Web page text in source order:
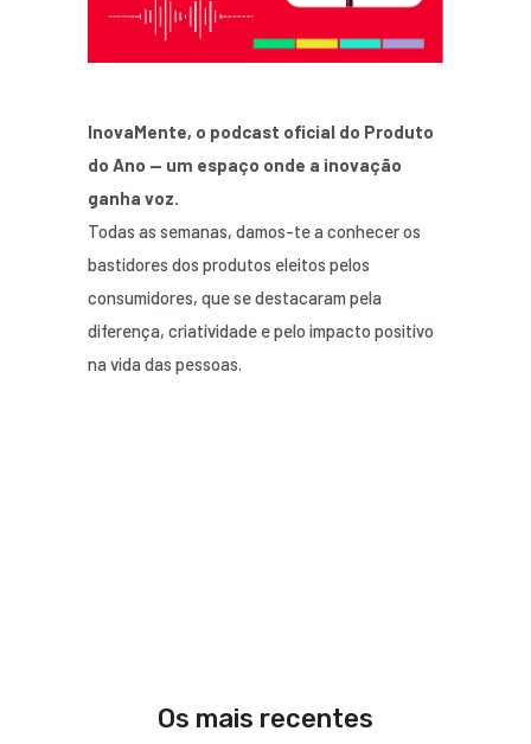
InovaMente, o podcast oficial do Produto
do Ano — um espaço onde a inovação
ganha voz.
Todas as semanas, damos-te a conhecer os
bastidores dos produtos eleitos pelos
consumidores, que se destacaram pela
diferença, criatividade e pelo impacto positivo
na vida das pessoas.
Os mais recentes